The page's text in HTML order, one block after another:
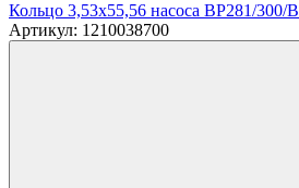
Кольцо 3,53х55,56 насоса BP281/300/
Артикул: 1210038700